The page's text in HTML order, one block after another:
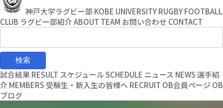
神戸大学ラグビー部 KOBE UNIVERSITY RUGBY FOOTBALL
CLUB ラグビー部紹介ABOUT TEAM お問い合わせ CONTACT
試合結果RESULT スケジュールSCHEDULE ニュース NEWS選手紹
介 MEMBERS 受験生・新入生の皆様へ RECRUIT OB会員ページ OB
ブログ